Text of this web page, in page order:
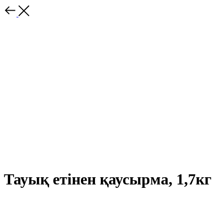
Тауық етінен қаусырма, 1,7кг